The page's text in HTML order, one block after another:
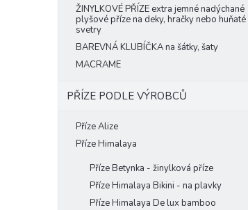
ŽINYLKOVÉ PŘÍZE extra jemné nadýchané
plyšové příze na deky, hračky nebo huňaté
svetry
BAREVNÁ KLUBÍČKA na šátky, šaty
MACRAME
PŘÍZE PODLE VÝROBCŮ
Příze Alize
Příze Himalaya
Příze Betynka - žinylková příze
Příze Himalaya Bikini - na plavky
Příze Himalaya De lux bamboo